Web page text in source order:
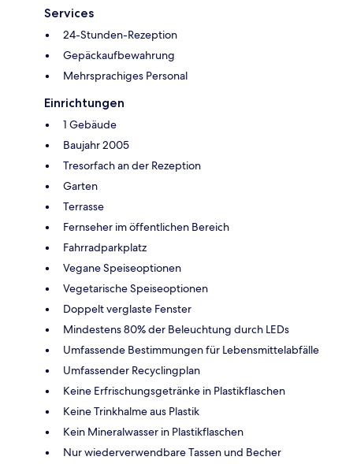
Services
24-Stunden-Rezeption
Gepäckaufbewahrung
Mehrsprachiges Personal
Einrichtungen
1 Gebäude
Baujahr 2005
Tresorfach an der Rezeption
Garten
Terrasse
Fernseher im öffentlichen Bereich
Fahrradparkplatz
Vegane Speiseoptionen
Vegetarische Speiseoptionen
Doppelt verglaste Fenster
Mindestens 80% der Beleuchtung durch LEDs
Umfassende Bestimmungen für Lebensmittelabfälle
Umfassender Recyclingplan
Keine Erfrischungsgetränke in Plastikflaschen
Keine Trinkhalme aus Plastik
Kein Mineralwasser in Plastikflaschen
Nur wiederverwendbare Tassen und Becher